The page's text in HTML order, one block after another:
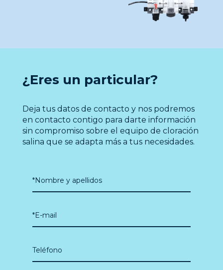
¿Eres un particular?
Deja tus datos de contacto y nos podremos
en contacto contigo para darte información
sin compromiso sobre el equipo de cloración
salina que se adapta más a tus necesidades.